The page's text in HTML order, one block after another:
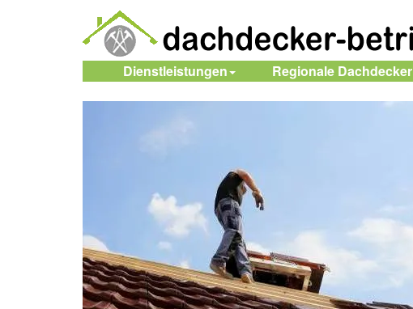
Dienstleistungen Regionale Dachdecker